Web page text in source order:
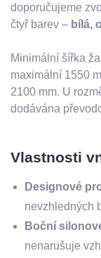
doporučujeme
čtyř barev – bílá,
Minimální šířka
maximální 1550
2100 mm. U
dodávána
Vlastnosti
Designové
nevzhledných
Boční
nenarušuje